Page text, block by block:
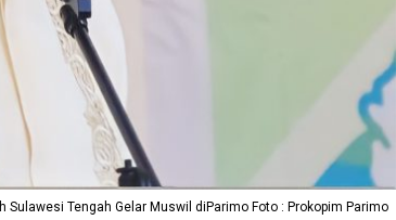
Tengah Gelar Muswil diParimo Foto : Prokopim Parimo